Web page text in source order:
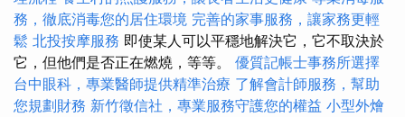
務，徹底消毒您的居住環境 完善的家事服務，讓家務更輕
鬆 北投按摩服務 即使某人可以平穩地解決它，它不取決於
它，但他們是否正在燃燒，等等。 優質記帳士事務所選擇
台中眼科，專業醫師提供精準治療 了解會計師服務，幫助
您規劃財務 新竹徵信社，專業服務守護您的權益 小型外燴